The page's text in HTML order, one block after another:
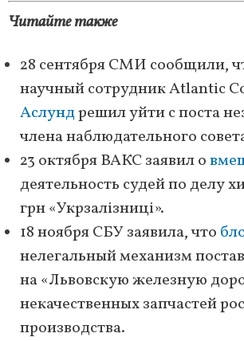
Читайте также
28 сентября СМИ сообщили,
научный сотрудник Atlantic
Аслундрешил уйти с поста
члена наблюдательного
23 октября ВАКС заявил о
деятельность судей по делу
грн «Укрзалізниці».
18 ноября СБУ заявила, что
нелегальный механизм
на «Львовскую железную
некачественных запчастей
производства.